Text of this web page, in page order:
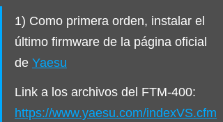
1) Como primera orden, instalar el
último firmware de la página oficial
de Yaesu
Link a los archivos del FTM-400:
https://www.yaesu.com/indexVS.cfm